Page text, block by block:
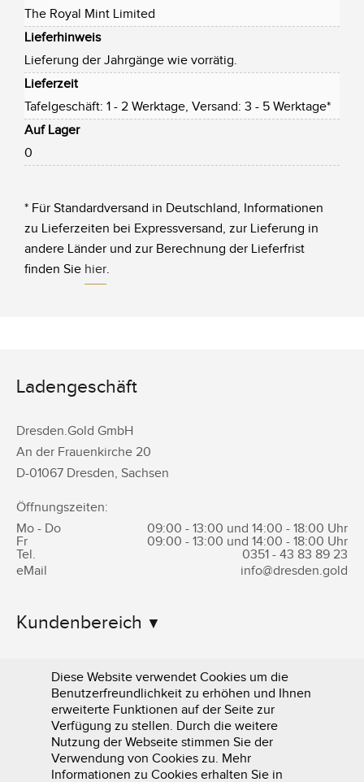
The Royal Mint Limited
Lieferhinweis
Lieferung der Jahrgänge wie vorrätig.
Lieferzeit
Tafelgeschäft: 1 - 2 Werktage, Versand: 3 - 5 Werktage*
Auf Lager
0
* Für Standardversand in Deutschland, Informationen
zu Lieferzeiten bei Expressversand, zur Lieferung in
andere Länder und zur Berechnung der Lieferfrist
finden Sie hier.
Ladengeschäft
Dresden.Gold GmbH
An der Frauenkirche 20
D-01067 Dresden, Sachsen
Öffnungszeiten:
Mo - Do
09:00 - 13:00 und 14:00 - 18:00 Uhr
Fr
09:00 - 13:00 und 14:00 - 18:00 Uhr
Tel.
0351 - 43 83 89 23
eMail
info@dresden.gold
Kundenbereich
Informationen
Diese Website verwendet Cookies um die
Benutzerfreundlichkeit zu erhöhen und Ihnen
erweiterte Funktionen auf der Seite zur
Verfügung zu stellen. Durch die weitere
Nutzung der Webseite stimmen Sie der
Verwendung von Cookies zu. Mehr
Informationen zu Cookies erhalten Sie in